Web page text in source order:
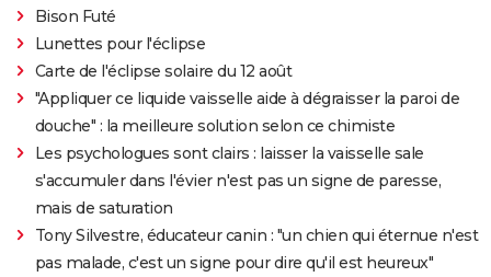
Bison Futé
Lunettes pour l'éclipse
Carte de l'éclipse solaire du 12 août
"Appliquer ce liquide vaisselle aide à dégraisser la paroi de
douche" : la meilleure solution selon ce chimiste
Les psychologues sont clairs : laisser la vaisselle sale
s'accumuler dans l'évier n'est pas un signe de paresse,
mais de saturation
Tony Silvestre, éducateur canin : "un chien qui éternue n'est
pas malade, c'est un signe pour dire qu'il est heureux"